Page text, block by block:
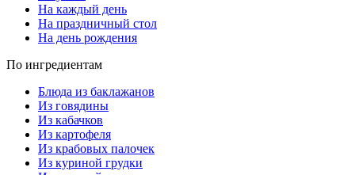
На каждый день
На праздничный стол
На день рождения
По ингредиентам
Блюда из баклажанов
Из говядины
Из кабачков
Из картофеля
Из крабовых палочек
Из куриной грудки